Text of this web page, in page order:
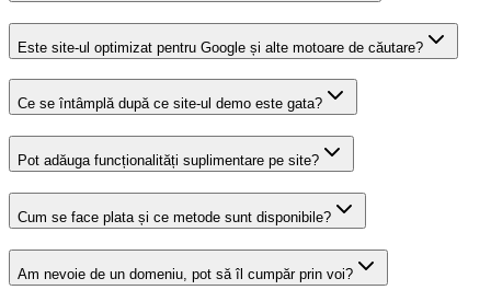
Este site-ul optimizat pentru Google și alte motoare de căutare?
Ce se întâmplă după ce site-ul demo este gata?
Pot adăuga funcționalități suplimentare pe site?
Cum se face plata și ce metode sunt disponibile?
Am nevoie de un domeniu, pot să îl cumpăr prin voi?